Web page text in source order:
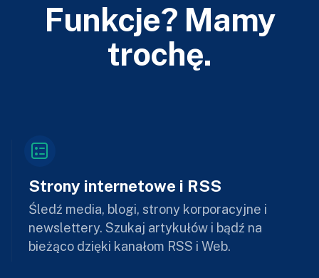
Funkcje? Mamy
trochę.
Strony internetowe i RSS
Śledź media, blogi, strony korporacyjne i
newslettery. Szukaj artykułów i bądź na
bieżąco dzięki kanałom RSS i Web.